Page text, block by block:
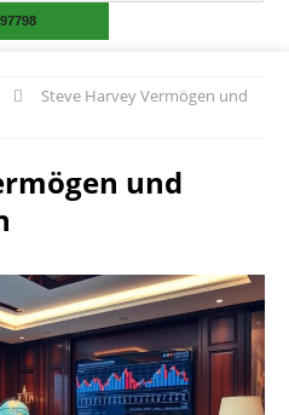
Steve Harvey Vermögen und
und